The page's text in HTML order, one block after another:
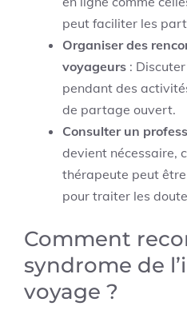
peut faciliter les
Organiser des
voyageurs :
pendant des
de partage ouvert.
Consulter un
devient nécessaire,
thérapeute peut
pour traiter les
Comment
syndrome de
voyage ?